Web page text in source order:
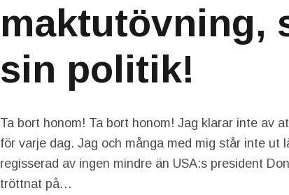
maktutövning,
sin politik!
Ta bort honom! Ta bort honom! Jag klarar inte av
för varje dag. Jag och många med mig står inte ut
regisserad av ingen mindre än USA:s president
tröttnat på…